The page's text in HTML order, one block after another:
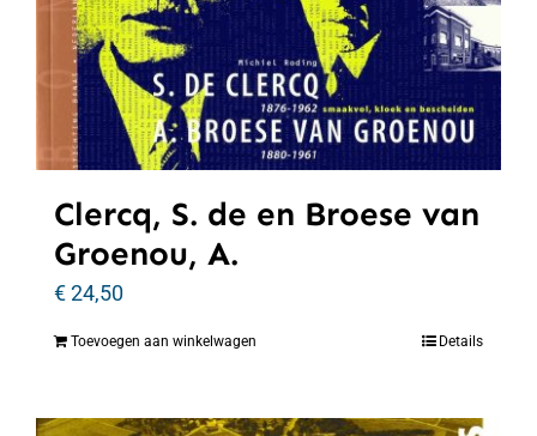
Clercq, S. de en Broese van
Groenou, A.
€24,50
Toevoegen aan winkelwagen Details